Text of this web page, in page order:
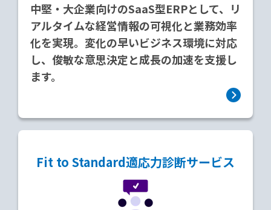
中堅・大企業向けのSaaS型ERPとして、リ
アルタイムな経営情報の可視化と業務効率
化を実現。変化の早いビジネス環境に対応
し、俊敏な意思決定と成長の加速を支援し
ます。
Fit to Standard適応力診断サービス